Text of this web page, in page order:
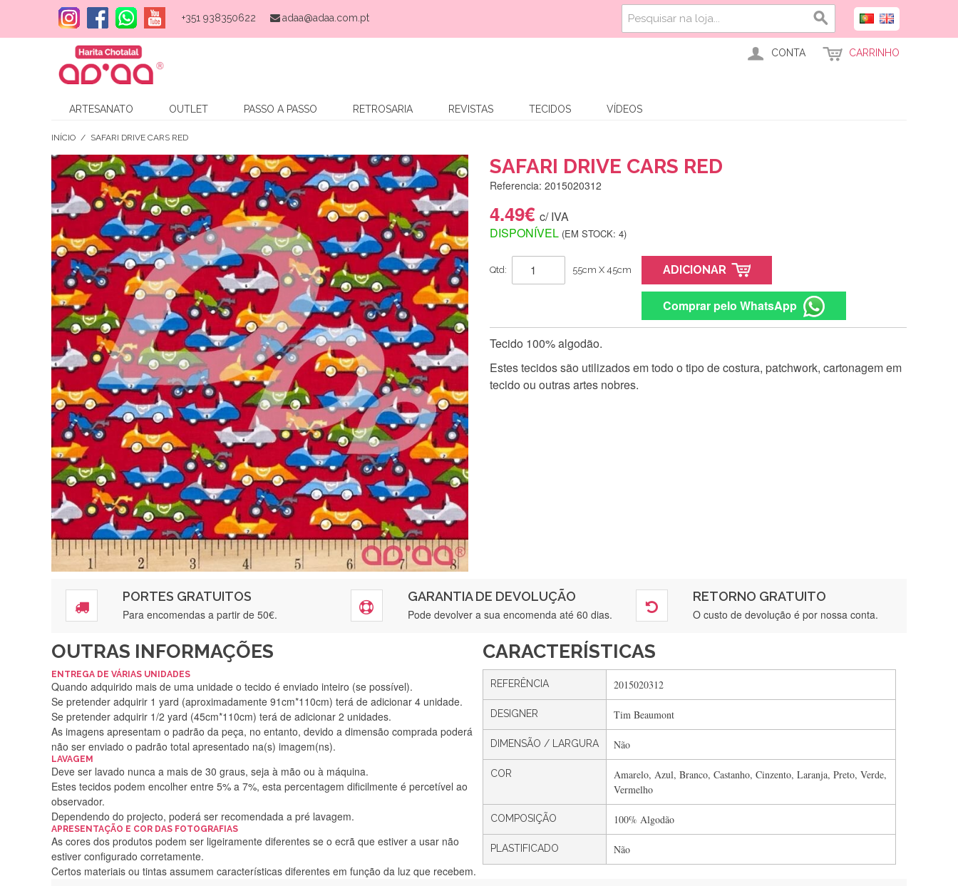
+351 938350622 adaa@adaa.com.pt
CONTA CARRINHO
ARTESANATO OUTLET PASSO A PASSO RETROSARIA REVISTAS TECIDOS VÍDEOS
INÍCIO / SAFARI DRIVE CARS RED
SAFARI DRIVE CARS RED
Referencia: 2015020312
4.49€ c/ IVA
DISPONÍVEL (EM STOCK: 4)
Qtd: 55cm X 45cm ADICIONAR
Comprar pelo WhatsApp
Tecido 100% algodão.
Estes tecidos são utilizados em todo o tipo de costura, patchwork, cartonagem em
tecido ou outras artes nobres.
PORTES GRATUITOS
Para encomendas a partir de 50€.
GARANTIA DE DEVOLUÇÃO
Pode devolver a sua encomenda até 60 dias.
RETORNO GRATUITO
O custo de devolução é por nossa conta.
OUTRAS INFORMAÇÕES
ENTREGA DE VÁRIAS UNIDADES
Quando adquirido mais de uma unidade o tecido é enviado inteiro (se possível).
Se pretender adquirir 1 yard (aproximadamente 91cm*110cm) terá de adicionar 4 unidade.
Se pretender adquirir 1/2 yard (45cm*110cm) terá de adicionar 2 unidades.
As imagens apresentam o padrão da peça, no entanto, devido a dimensão comprada poderá
não ser enviado o padrão total apresentado na(s) imagem(ns).
LAVAGEM
Deve ser lavado nunca a mais de 30 graus, seja à mão ou à máquina.
Estes tecidos podem encolher entre 5% a 7%, esta percentagem dificilmente é percetível ao
observador.
Dependendo do projecto, poderá ser recomendada a pré lavagem.
APRESENTAÇÃO E COR DAS FOTOGRAFIAS
As cores dos produtos podem ser ligeiramente diferentes se o ecrã que estiver a usar não
estiver configurado corretamente.
Certos materiais ou tintas assumem características diferentes em função da luz que recebem.
CARACTERÍSTICAS
REFERÊNCIA 2015020312
DESIGNER Tim Beaumont
DIMENSÃO / LARGURA Não
COR
Amarelo, Azul, Branco, Castanho, Cinzento, Laranja, Preto, Verde,
Vermelho
COMPOSIÇÃO 100% Algodão
PLASTIFICADO Não
Silvia Lopes
Encomenda direitinha. Rapidez e segurança. Volto a encomendar.
Gostei ,Serviço bastante rápido. recomendo
Filipa Freire